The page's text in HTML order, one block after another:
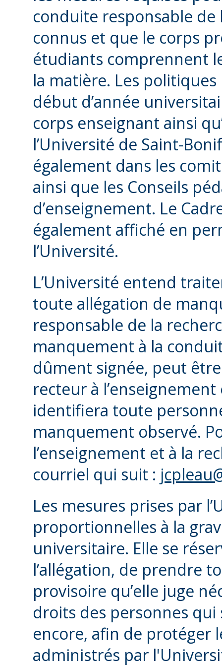
conduite responsable
connus et que le corps
étudiants comprennent
la matière. Les
début d’année
corps enseignant ainsi
l’Université de Saint-
également dans les
ainsi que les Conseils
d’enseignement. Le
également affiché en
l’Université.
L’Université entend
toute allégation de
responsable de la
manquement à la
dûment signée, peut
recteur à
identifiera toute
manquement observé.
l’enseignement et à la
courriel qui suit :
Les mesures prises par
proportionnelles à la
universitaire. Elle se
l’allégation, de prendre
provisoire qu’elle juge
droits des personnes
encore, afin de protéger
administrés par